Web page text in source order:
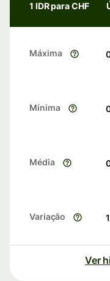
1 IDR para CHF
Máxima
Mínima
Média
Variação
Ver